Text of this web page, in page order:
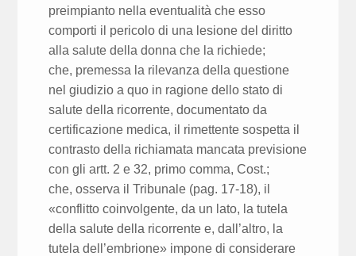
preimpianto nella eventualità che esso
comporti il pericolo di una lesione del diritto
alla salute della donna che la richiede;
che, premessa la rilevanza della questione
nel giudizio a quo in ragione dello stato di
salute della ricorrente, documentato da
certificazione medica, il rimettente sospetta il
contrasto della richiamata mancata previsione
con gli artt. 2 e 32, primo comma, Cost.;
che, osserva il Tribunale (pag. 17-18), il
«conflitto coinvolgente, da un lato, la tutela
della salute della ricorrente e, dall’altro, la
tutela dell’embrione» impone di considerare